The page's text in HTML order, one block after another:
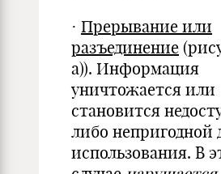
· Прерывание или
разъединение
а)). Информация
уничтожается или
становится
либо непригодной
использования. В